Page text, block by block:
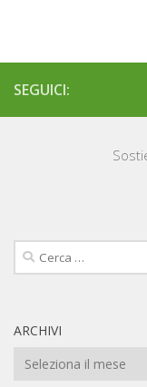
SEGUICI:
Ricerca
per:
ARCHIVI
Archivi